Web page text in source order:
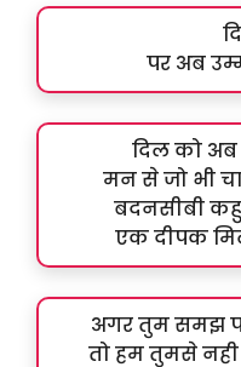
पर अब
दिल को अब
मन से जो भी
बदनसीबी
एक दीपक
अगर तुम समझ
तो हम तुमसे